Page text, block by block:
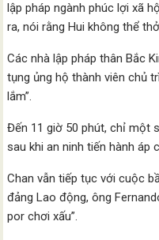
lập pháp ngành phúc lợi xã
ra, nói rằng Hui không thể
Các nhà lập pháp thân Bắc
tụng ủng hộ thành viên chủ
lắm”.
Đến 11 giờ 50 phút, chỉ một
sau khi an ninh tiến hành áp
Chan vẫn tiếp tục với cuộc
đảng Lao động, ông
por chơi xấu”.